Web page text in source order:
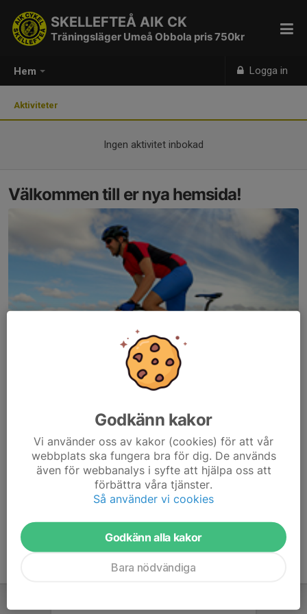
Hem Logga in
SKELLEFTEÅ AIK CK
Träningsläger Umeå Obbola pris 750kr
Aktiviteter
Ingen aktivitet inbokad
Välkommen till er nya hemsida!
Här hamnar automatiskt de senaste nyheterna på hemsidan. För
att kunna börja administrera hemsidan loggar du in högst upp till
höger.
Godkänn kakor
Vi använder oss av kakor (cookies) för att vår
webbplats ska fungera bra för dig. De används
även för webbanalys i syfte att hjälpa oss att
förbättra våra tjänster.
Så använder vi cookies
Godkänn alla kakor
Bara nödvändiga